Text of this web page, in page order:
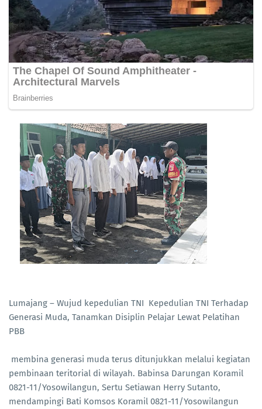
Lumajang – Wujud kepedulian TNI Kepedulian TNI Terhadap
Generasi Muda, Tanamkan Disiplin Pelajar Lewat Pelatihan
PBB
membina generasi muda terus ditunjukkan melalui kegiatan
pembinaan teritorial di wilayah. Babinsa Darungan Koramil
0821-11/Yosowilangun, Sertu Setiawan Herry Sutanto,
mendampingi Bati Komsos Koramil 0821-11/Yosowilangun